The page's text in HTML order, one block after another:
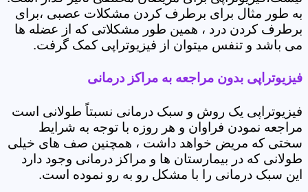
به طور مثال برای برطرف کردن مشکلات عصبی ،برای
برطرف کردن درد ، همین طور مشکلاتی که از عضله ها
می باشد و تنفس میتوان از فیزیوتراپی کمک گرفت.
فیزیوتراپی بدون مراجعه به مراکز درمانی
فیزیوتراپی یک روش و سبک درمانی نسبتاً طولانی است
مراجعه نمودن فراوان و هر روزه با توجه به شرایط
سختی که مریض خواهد داشت ، همچنین صف های خیلی
طولانی که در بیمارستان ها و مراکز درمانی وجود دارد
این سبک درمانی را با مشکل رو به رو نموده است.